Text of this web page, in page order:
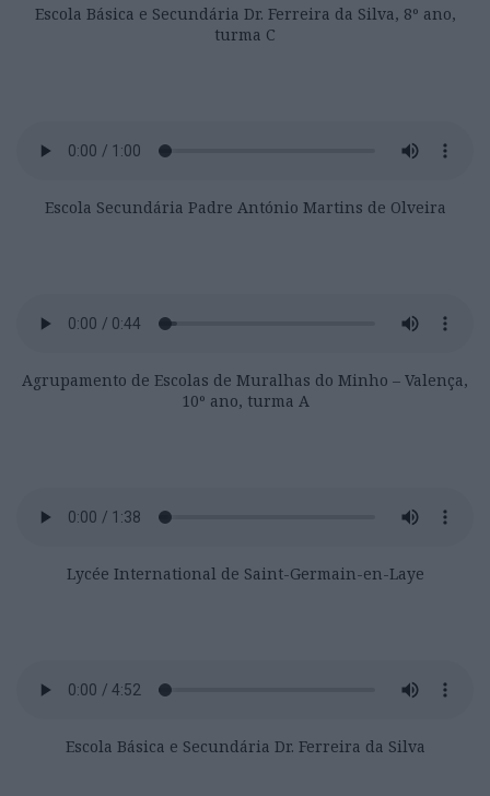
Escola Básica e Secundária Dr. Ferreira da Silva, 8º ano,
turma C
Escola Secundária Padre António Martins de Olveira
Agrupamento de Escolas de Muralhas do Minho – Valença,
10º ano, turma A
Lycée International de Saint-Germain-en-Laye
Escola Básica e Secundária Dr. Ferreira da Silva